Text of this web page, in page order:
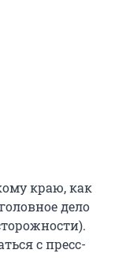
краю, как
дело
с пресс-